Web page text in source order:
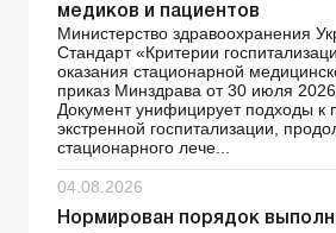
медиков и пациентов
Министерство здравоохранения
Стандарт «Критерии
оказания стационарной
приказ Минздрава от 30 июля
Документ унифицирует подходы к
экстренной госпитализации,
стационарного лече...
04.08.2026
Нормирован порядок